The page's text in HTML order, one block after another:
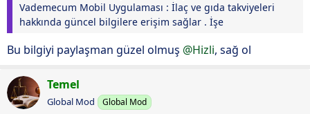
Vademecum Mobil Uygulaması : İlaç ve gıda takviyeleri
hakkında güncel bilgilere erişim sağlar . İşe
Bu bilgiyi paylaşman güzel olmuş @Hizli, sağ ol
Temel
Global Mod Global Mod